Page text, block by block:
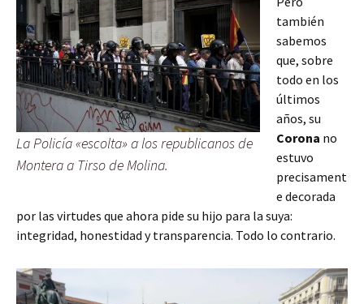
La Policía «escolta» a los republicanos de
Montera a Tirso de Molina.
también
sabemos
que, sobre
todo en los
últimos
años, su
Corona no
estuvo
precisament
e decorada
por las virtudes que ahora pide su hijo para la suya:
integridad, honestidad y transparencia. Todo lo contrario.